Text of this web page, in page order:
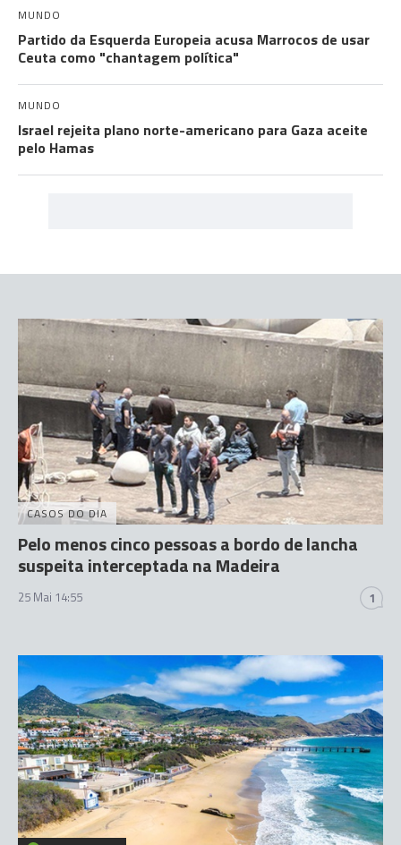
MUNDO
Partido da Esquerda Europeia acusa Marrocos de usar
Ceuta como "chantagem política"
MUNDO
Israel rejeita plano norte-americano para Gaza aceite
pelo Hamas
CASOS DO DIA
Pelo menos cinco pessoas a bordo de lancha
suspeita interceptada na Madeira
25 Mai 14:55 1